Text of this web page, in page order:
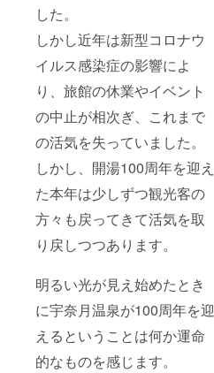
した。
しかし近年は新型コロナウ
イルス感染症の影響によ
り、旅館の休業やイベント
の中止が相次ぎ、これまで
の活気を失っていました。
しかし、開湯100周年を迎え
た本年は少しずつ観光客の
方々も戻ってきて活気を取
り戻しつつあります。
明るい光が見え始めたとき
に宇奈月温泉が100周年を迎
えるということは何か運命
的なものを感じます。